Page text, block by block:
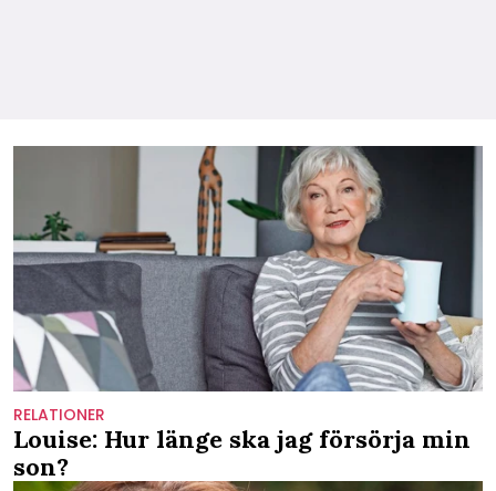
RELATIONER
Louise: Hur länge ska jag försörja min
son?